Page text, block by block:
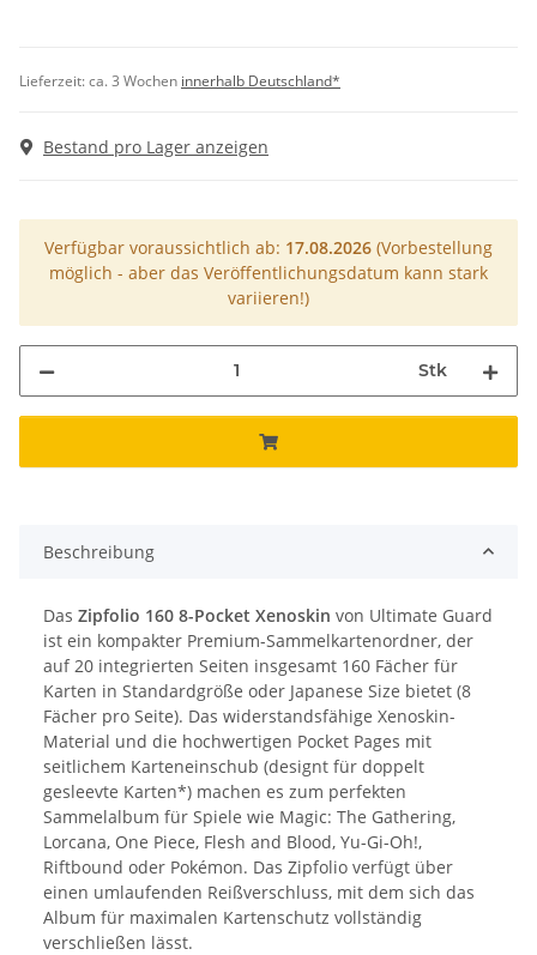
Lieferzeit:ca. 3 Wochen innerhalb Deutschland*
Bestand pro Lager anzeigen
Verfügbar voraussichtlich ab: 17.08.2026 (Vorbestellung
möglich - aber das Veröffentlichungsdatum kann stark
variieren!)
Stk
Beschreibung
Das Zipfolio 160 8-Pocket Xenoskin von Ultimate Guard
ist ein kompakter Premium-Sammelkartenordner, der
auf 20 integrierten Seiten insgesamt 160 Fächer für
Karten in Standardgröße oder Japanese Size bietet (8
Fächer pro Seite). Das widerstandsfähige Xenoskin-
Material und die hochwertigen Pocket Pages mit
seitlichem Karteneinschub (designt für doppelt
gesleevte Karten*) machen es zum perfekten
Sammelalbum für Spiele wie Magic: The Gathering,
Lorcana, One Piece, Flesh and Blood, Yu-Gi-Oh!,
Riftbound oder Pokémon. Das Zipfolio verfügt über
einen umlaufenden Reißverschluss, mit dem sich das
Album für maximalen Kartenschutz vollständig
verschließen lässt.